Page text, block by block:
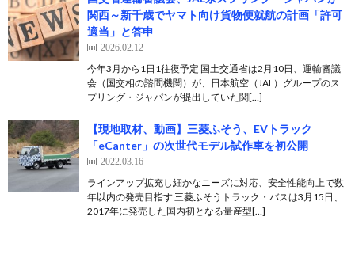
関西～新千歳でヤマト向け貨物便就航の計画「許可
適当」と答申
2026.02.12
今年3月から1日1往復予定 国土交通省は2月10日、運輸審議
会（国交相の諮問機関）が、日本航空（JAL）グループのス
プリング・ジャパンが提出していた関[…]
【現地取材、動画】三菱ふそう、EVトラック
「eCanter」の次世代モデル試作車を初公開
2022.03.16
ラインアップ拡充し細かなニーズに対応、安全性能向上で数
年以内の発売目指す 三菱ふそうトラック・バスは3月15日、
2017年に発売した国内初となる量産型[…]